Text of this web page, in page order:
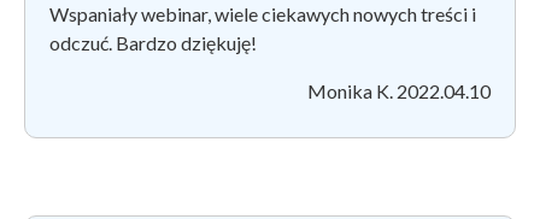
Wspaniały webinar, wiele ciekawych nowych treści i
odczuć. Bardzo dziękuję!
Monika K. 2022.04.10